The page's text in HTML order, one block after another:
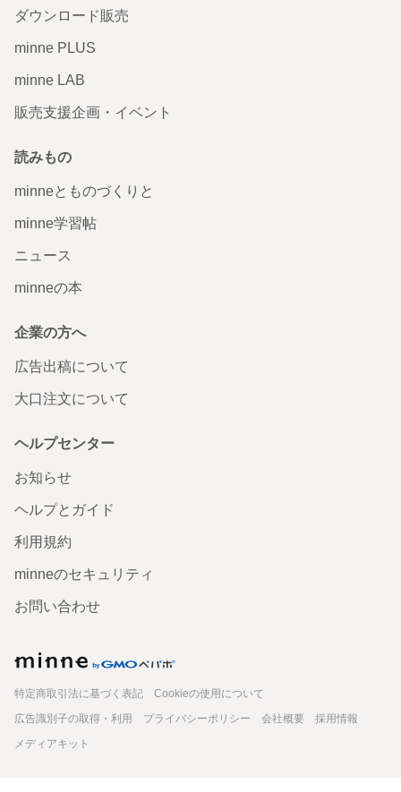
ダウンロード販売
minne PLUS
minne LAB
販売支援企画・イベント
読みもの
minneとものづくりと
minne学習帖
ニュース
minneの本
企業の方へ
広告出稿について
大口注文について
ヘルプセンター
お知らせ
ヘルプとガイド
利用規約
minneのセキュリティ
お問い合わせ
特定商取引法に基づく表記
Cookieの使用について
広告識別子の取得・利用
プライバシーポリシー 会社概要
採用情報
メディアキット